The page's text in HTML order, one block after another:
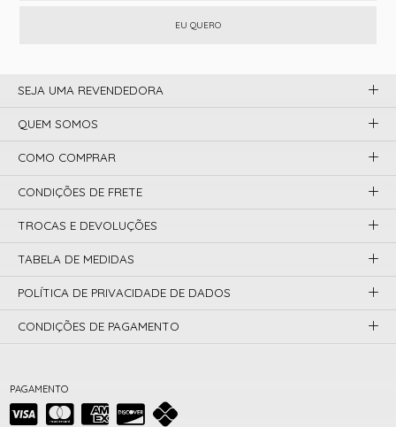
EU QUERO
PAGAMENTO
SEJA UMA REVENDEDORA
QUEM SOMOS
COMO COMPRAR
CONDIÇÕES DE FRETE
TROCAS E DEVOLUÇÕES
TABELA DE MEDIDAS
POLÍTICA DE PRIVACIDADE DE DADOS
CONDIÇÕES DE PAGAMENTO